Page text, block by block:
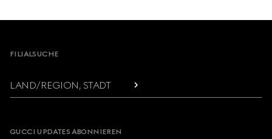
Footer
FILIALSUCHE
LAND/REGION, STADT
GUCCI UPDATES ABONNIEREN